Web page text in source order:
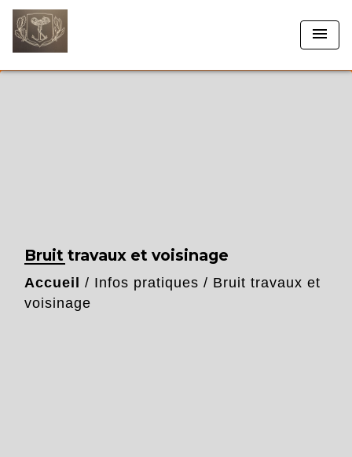
menu
Bruit travaux et voisinage
Accueil / Infos pratiques / Bruit travaux et
voisinage